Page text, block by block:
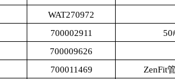
WAT270972
700002911
700009626
700011469
ZenFit